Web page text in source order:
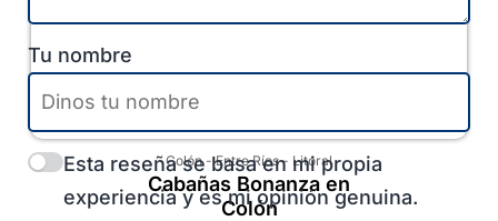
Colón-Entre Ríos- Litoral
Cabañas Bonanza en
Colón
Tu nombre
Esta reseña se basa en mi propia
experiencia y es mi opinión genuina.